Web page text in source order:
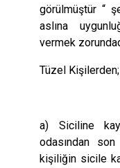
görülmüştür “
aslına
vermek
Tüzel Kişilerden;
a) Siciline
odasından
kişiliğin sicile